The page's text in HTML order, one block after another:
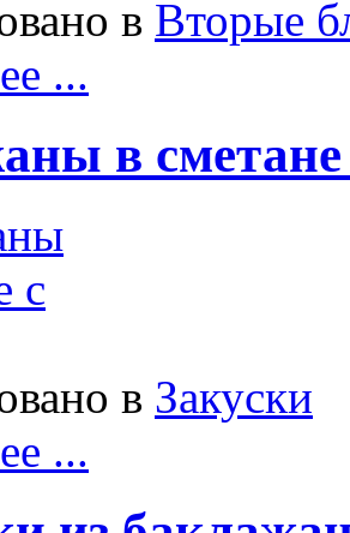
в Вторые
...
в
в Закуски
...